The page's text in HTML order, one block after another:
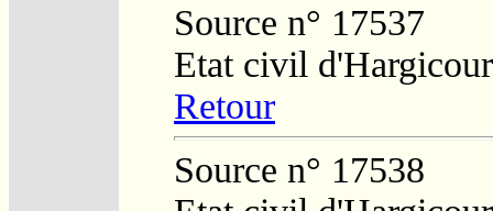
Source n° 17537
Etat civil
Retour
Source n° 17538